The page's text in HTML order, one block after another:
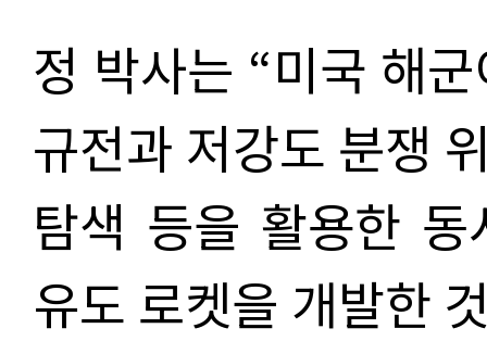
정 박사는 “미국 해
규전과 저강도 분쟁
탐색 등을 활용한
유도 로켓을 개발한